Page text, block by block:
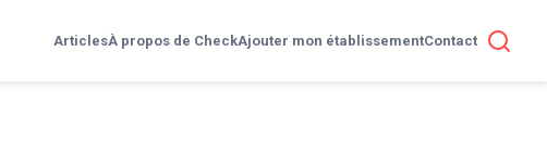
ArticlesÀ propos de CheckAjouter mon établissementContact